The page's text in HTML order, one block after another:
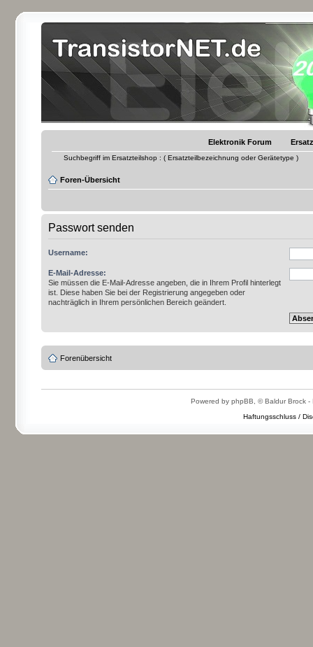
Elektronik Forum
Suchbegriff im Ersatzteilshop : ( Ersatzteilbezeichnung oder Gerätetype )
Foren-Übersicht
Passwort senden
Username:
E-Mail-Adresse:
Sie müssen die E-Mail-Adresse angeben, die in Ihrem Profil hinterlegt
ist. Diese haben Sie bei der Registrierung angegeben oder
nachträglich in Ihrem persönlichen Bereich geändert.
Forenübersicht
Powered by phpBB, © Baldur Brock -
Haftungsschluss /